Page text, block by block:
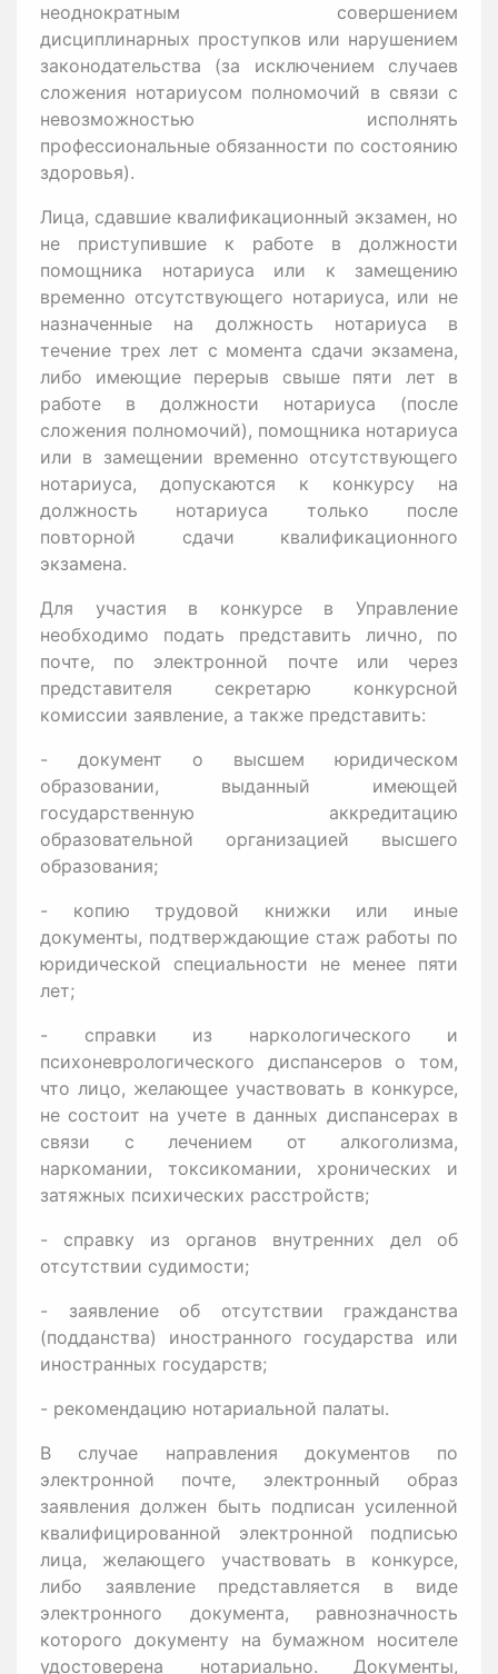
неоднократным совершением
дисциплинарных проступков или нарушением
законодательства (за исключением случаев
сложения нотариусом полномочий в связи с
невозможностью исполнять
профессиональные обязанности по состоянию
здоровья).
Лица, сдавшие квалификационный экзамен, но
не приступившие к работе в должности
помощника нотариуса или к замещению
временно отсутствующего нотариуса, или не
назначенные на должность нотариуса в
течение трех лет с момента сдачи экзамена,
либо имеющие перерыв свыше пяти лет в
работе в должности нотариуса (после
сложения полномочий), помощника нотариуса
или в замещении временно отсутствующего
нотариуса, допускаются к конкурсу на
должность нотариуса только после
повторной сдачи квалификационного
экзамена.
Для участия в конкурсе в Управление
необходимо подать представить лично, по
почте, по электронной почте или через
представителя секретарю конкурсной
комиссии заявление, а также представить:
- документ о высшем юридическом
образовании, выданный имеющей
государственную аккредитацию
образовательной организацией высшего
образования;
- копию трудовой книжки или иные
документы, подтверждающие стаж работы по
юридической специальности не менее пяти
лет;
- справки из наркологического и
психоневрологического диспансеров о том,
что лицо, желающее участвовать в конкурсе,
не состоит на учете в данных диспансерах в
связи с лечением от алкоголизма,
наркомании, токсикомании, хронических и
затяжных психических расстройств;
- справку из органов внутренних дел об
отсутствии судимости;
- заявление об отсутствии гражданства
(подданства) иностранного государства или
иностранных государств;
- рекомендацию нотариальной палаты.
В случае направления документов по
электронной почте, электронный образ
заявления должен быть подписан усиленной
квалифицированной электронной подписью
лица, желающего участвовать в конкурсе,
либо заявление представляется в виде
электронного документа, равнозначность
которого документу на бумажном носителе
удостоверена нотариально. Документы,